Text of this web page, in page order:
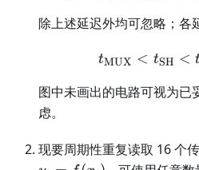
除上述延迟外均可忽略；各
tMUX < tSH <
图中未画出的电路可视为已
虑。
现要周期性重复读取 16 个